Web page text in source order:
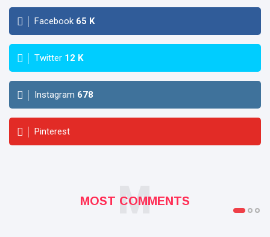
Facebook 65 K
Twitter 12 K
Instagram 678
Pinterest
MOST COMMENTS
M